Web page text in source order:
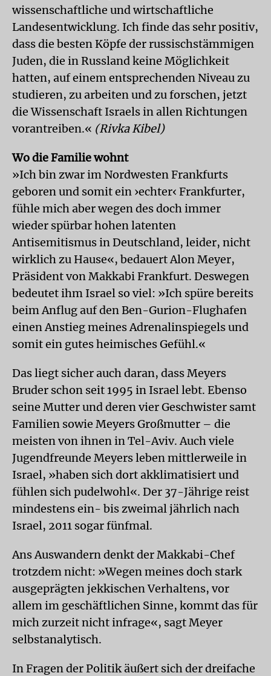
wissenschaftliche und wirtschaftliche
Landesentwicklung. Ich finde das sehr positiv,
dass die besten Köpfe der russischstämmigen
Juden, die in Russland keine Möglichkeit
hatten, auf einem entsprechenden Niveau zu
studieren, zu arbeiten und zu forschen, jetzt
die Wissenschaft Israels in allen Richtungen
vorantreiben.« (Rivka Kibel)
Wo die Familie wohnt
»Ich bin zwar im Nordwesten Frankfurts
geboren und somit ein ›echter‹ Frankfurter,
fühle mich aber wegen des doch immer
wieder spürbar hohen latenten
Antisemitismus in Deutschland, leider, nicht
wirklich zu Hause«, bedauert Alon Meyer,
Präsident von Makkabi Frankfurt. Deswegen
bedeutet ihm Israel so viel: »Ich spüre bereits
beim Anflug auf den Ben-Gurion-Flughafen
einen Anstieg meines Adrenalinspiegels und
somit ein gutes heimisches Gefühl.«
Das liegt sicher auch daran, dass Meyers
Bruder schon seit 1995 in Israel lebt. Ebenso
seine Mutter und deren vier Geschwister samt
Familien sowie Meyers Großmutter – die
meisten von ihnen in Tel-Aviv. Auch viele
Jugendfreunde Meyers leben mittlerweile in
Israel, »haben sich dort akklimatisiert und
fühlen sich pudelwohl«. Der 37-Jährige reist
mindestens ein- bis zweimal jährlich nach
Israel, 2011 sogar fünfmal.
Ans Auswandern denkt der Makkabi-Chef
trotzdem nicht: »Wegen meines doch stark
ausgeprägten jekkischen Verhaltens, vor
allem im geschäftlichen Sinne, kommt das für
mich zurzeit nicht infrage«, sagt Meyer
selbstanalytisch.
In Fragen der Politik äußert sich der dreifache